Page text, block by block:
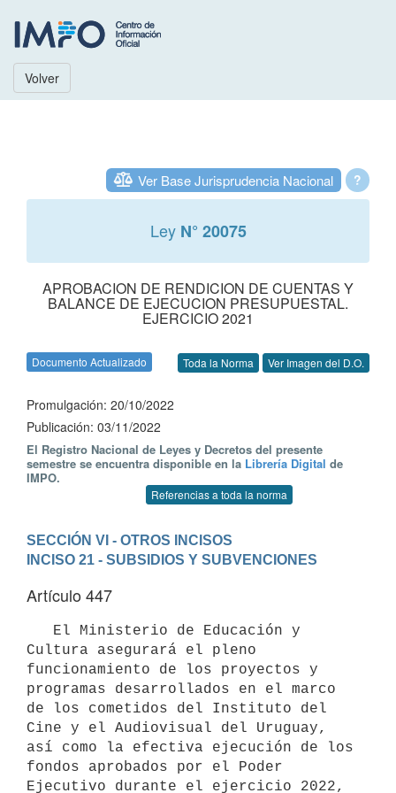
Volver
?
Ver Base Jurisprudencia Nacional
Ley N° 20075
APROBACION DE RENDICION DE CUENTAS Y
BALANCE DE EJECUCION PRESUPUESTAL.
EJERCICIO 2021
Documento Actualizado Toda la Norma Ver Imagen del D.O.
Promulgación: 20/10/2022
Publicación: 03/11/2022
El Registro Nacional de Leyes y Decretos del presente
semestre se encuentra disponible en la Librería Digital de
IMPO.
Referencias a toda la norma
SECCIÓN VI - OTROS INCISOS
INCISO 21 - SUBSIDIOS Y SUBVENCIONES
Artículo 447
Cultura asegurará el pleno
funcionamiento de los proyectos y
programas desarrollados en el marco
de los cometidos del Instituto del
Cine y el Audiovisual del Uruguay,
así como la efectiva ejecución de los
fondos aprobados por el Poder
Ejecutivo durante el ejercicio 2022,